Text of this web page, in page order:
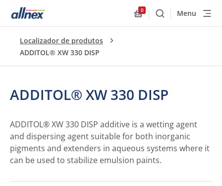
0
BuscarMenu
Localizador de produtos
ADDITOL® XW 330 DISP
ADDITOL® XW 330 DISP
ADDITOL® XW 330 DISP additive is a wetting agent
and dispersing agent suitable for both inorganic
pigments and extenders in aqueous systems where it
can be used to stabilize emulsion paints.